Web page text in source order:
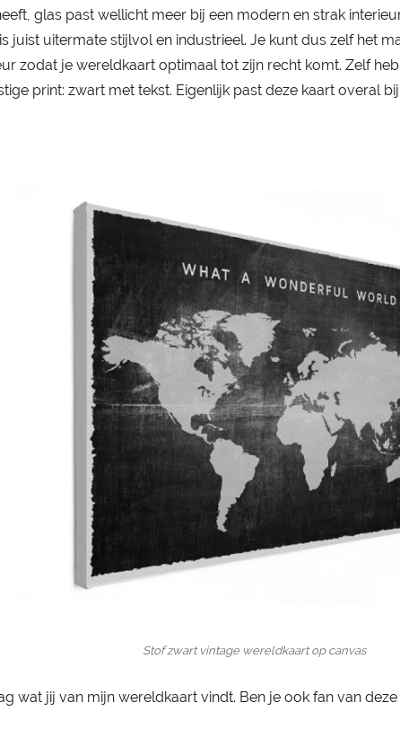
glas past wellicht meer bij een modern en strak
juist uitermate stijlvol en industrieel. Je kunt dus zelf het
zodat je wereldkaart optimaal tot zijn recht komt. Zelf
print: zwart met tekst. Eigenlijk past deze kaart overal
Stof zwart vintage wereldkaart op canvas
wat jij van mijn wereldkaart vindt. Ben je ook fan van